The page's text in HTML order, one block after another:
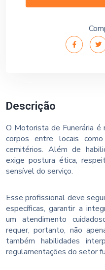
Descrição
O Motorista de Funerária
corpos entre locais
cemitérios. Além de
exige postura ética,
sensível do serviço.
Esse profissional deve
específicas, garantir a
um atendimento
requer, portanto, não
também habilidades
regulamentações do setor